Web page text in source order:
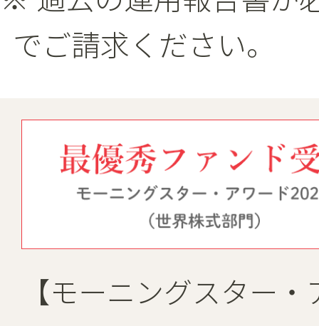
でご請求ください。
【モーニングスター